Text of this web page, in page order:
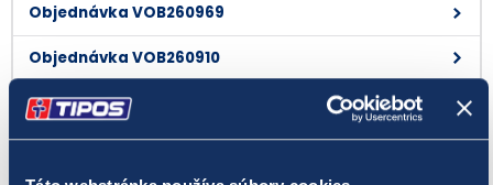
Objednávka VOB260969
Objednávka VOB260910
Objednávka VOB260906